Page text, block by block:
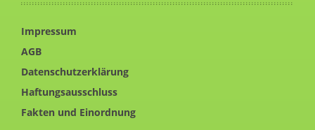
Impressum
AGB
Datenschutzerklärung
Haftungsausschluss
Fakten und Einordnung